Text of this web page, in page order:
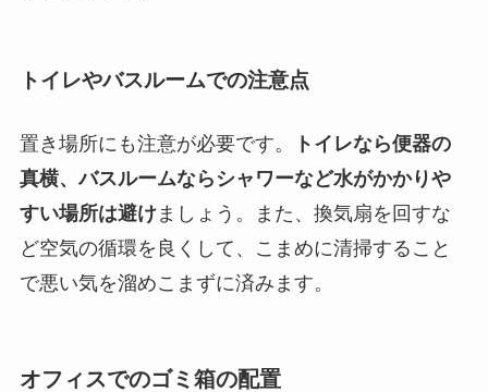
トイレやバスルームでの注意点
置き場所にも注意が必要です。
トイレなら便器の
真横、バスルームならシャワーなど水がかかりや
すい場所は避けましょう。また、換気扇を回すな
ど空気の循環を良くして、こまめに清掃すること
で悪い気を溜めこまずに済みます。
オフィスでのゴミ箱の配置